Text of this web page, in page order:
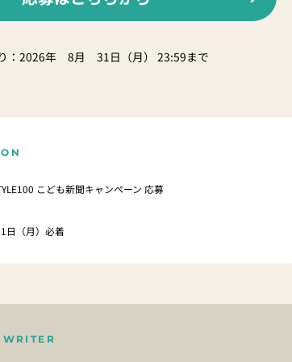
：2026年 8月 31日（月） 23:59まで
こども新聞キャンペーン 応募
日（月）必着
WRITER